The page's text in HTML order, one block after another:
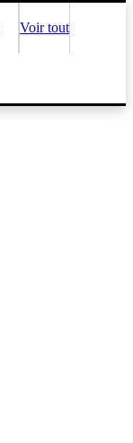
Voir tout